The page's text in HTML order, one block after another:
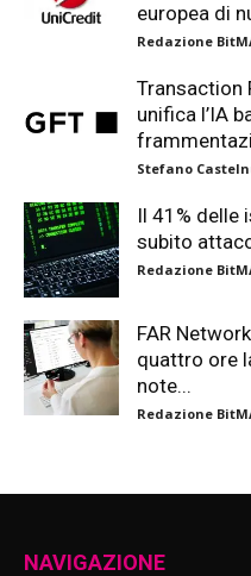
europea di
Redazione
Transaction
unifica l’IA
Stefano
Il 41% delle
subito
Redazione
FAR
quattro ore
note...
Redazione
NAVIGAZIONE